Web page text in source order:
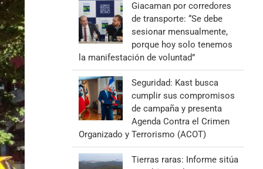
Giacaman por corredores
de transporte: “Se debe
sesionar mensualmente,
porque hoy solo tenemos
la manifestación de voluntad”
Seguridad: Kast busca
cumplir sus compromisos
de campaña y presenta
Agenda Contra el Crimen
Organizado y Terrorismo (ACOT)
Tierras raras: Informe sitúa